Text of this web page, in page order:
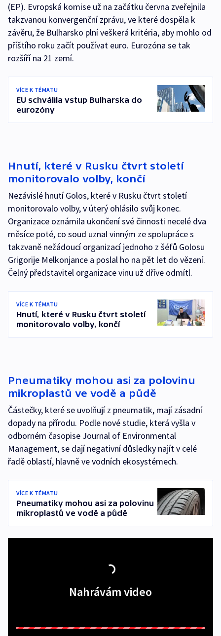
(EP). Evropská komise už na začátku června zveřejnila
takzvanou konvergenční zprávu, ve které dospěla k
závěru, že Bulharsko plní veškerá kritéria, aby mohlo od
příštího roku začít používat euro. Eurozóna se tak
rozšíří na 21 zemí.
VÍCE K TÉMATU
EU schválila vstup Bulharska do
eurozóny
Hnutí, které v Rusku čtvrt století
monitorovalo volby, končí
Nezávislé hnutí Golos, které v Rusku čtvrt století
monitorovalo volby, v úterý ohlásilo svůj konec.
Organizace oznámila ukončení své činnosti necelé dva
měsíce poté, co soud uznal vinným ze spolupráce s
takzvaně nežádoucí organizací jednoho z šéfů Golosu
Grigorije Melkonjance a poslal ho na pět let do vězení.
Čelný představitel organizace vinu už dříve odmítl.
VÍCE K TÉMATU
Hnutí, které v Rusku čtvrt století
monitorovalo volby, končí
Pneumatiky mohou asi za polovinu
mikroplastů ve vodě a půdě
Částečky, které se uvolňují z pneumatik, mají zásadní
dopady na přírodu. Podle nové studie, která vyšla v
odborném časopise Journal of Environmental
Management, se dají negativní důsledky najít v celé
řadě oblastí, hlavně ve vodních ekosystémech.
VÍCE K TÉMATU
Pneumatiky mohou asi za polovinu
mikroplastů ve vodě a půdě
Nahrávám video